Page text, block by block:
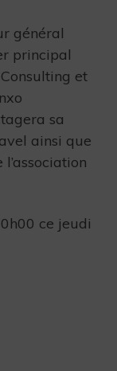
général
principal
et
sa
ainsi que
ce jeudi